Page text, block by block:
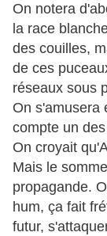
On notera
la race
des couilles,
de ces
réseaux sous
On s'amusera
compte un
On croyait
Mais le
propagande.
hum, ça fait
futur,